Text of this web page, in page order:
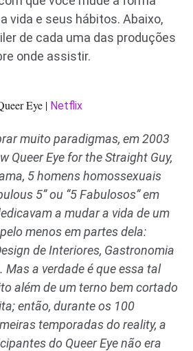
vida e seus hábitos. Abaixo,
de cada uma das produções
onde assistir.
Eye | Netflix
muito paradigmas, em 2003
Queer Eye for the Straight Guy,
5 homens homossexuais
5” ou “5 Fabulosos” em
a mudar a vida de um
menos em partes dela:
de Interiores, Gastronomia
a verdade é que essa tal
além de um terno bem cortado
então, durante os 100
temporadas do reality, a
do Queer Eye não era